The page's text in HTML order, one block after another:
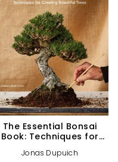
The Essential Bonsai
Book: Techniques for
Jonas Dupuich